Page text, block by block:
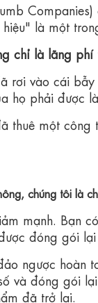
là một
chỉ là lãng
rơi vào cái
họ phải được
thuê một
chúng tôi là
mạnh. Bạn
đóng gói
ngược hoàn
và đóng gói
đã trở lại.